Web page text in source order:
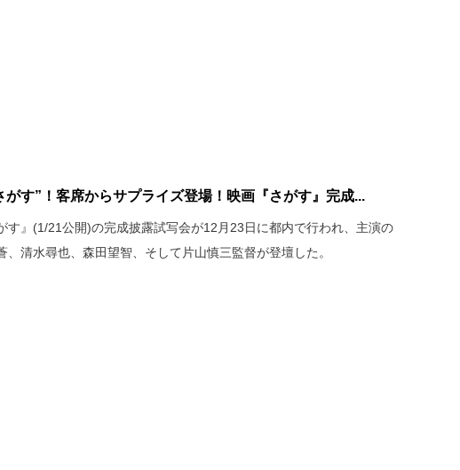
がす”！客席からサプライズ登場！映画『さがす』完成...
す』(1/21公開)の完成披露試写会が12月23日に都内で行われ、主演の
、清水尋也、森田望智、そして片山慎三監督が登壇した。